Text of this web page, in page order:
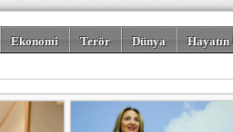
Ekonomi Terör Dünya